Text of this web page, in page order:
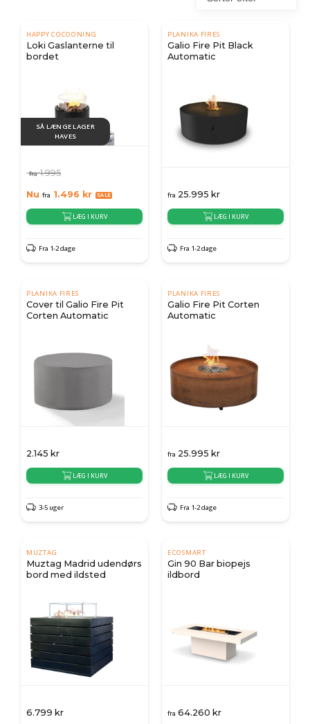
HAPPY COCOONING
Loki Gaslanterne til
bordet
SÅ LÆNGE LAGER
HAVES
fra 1.995
Nu fra 1.496 kr
LÆG I KURV
Fra 1-2 dage
PLANIKA FIRES
Galio Fire Pit Black
Automatic
fra 25.995 kr
LÆG I KURV
Fra 1-2 dage
PLANIKA FIRES
Cover til Galio Fire Pit
Corten Automatic
2.145 kr
LÆG I KURV
3-5 uger
PLANIKA FIRES
Galio Fire Pit Corten
Automatic
fra 25.995 kr
LÆG I KURV
Fra 1-2 dage
MUZTAG
Muztag Madrid udendørs
bord med ildsted
6.799 kr
ECOSMART
Gin 90 Bar biopejs
ildbord
fra 64.260 kr